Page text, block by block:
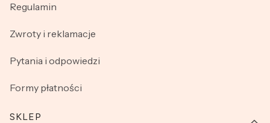
Regulamin
Zwroty i reklamacje
Pytania i odpowiedzi
Formy płatności
SKLEP